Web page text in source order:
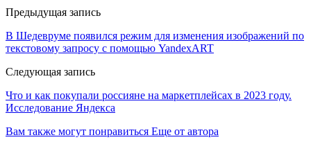
Предыдущая запись
В Шедевруме появился режим для изменения изображений по
текстовому запросу с помощью YandexART
Следующая запись
Что и как покупали россияне на маркетплейсах в 2023 году.
Исследование Яндекса
Вам также могут понравиться Еще от автора